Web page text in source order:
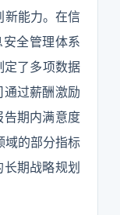
新能力。在信
全管理体系
定了多项数据
过薪酬激励
期内满意度
域的部分指标
期战略规划